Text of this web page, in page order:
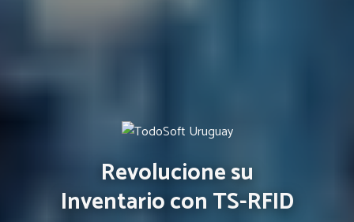
Revolucione su
Inventario con TS-RFID